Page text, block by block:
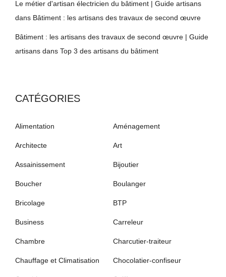
Le métier d'artisan électricien du bâtiment | Guide artisans
dans Bâtiment : les artisans des travaux de second œuvre
Bâtiment : les artisans des travaux de second œuvre | Guide
artisans dans Top 3 des artisans du bâtiment
CATÉGORIES
Alimentation Aménagement
Architecte Art
Assainissement Bijoutier
Boucher Boulanger
Bricolage BTP
Business Carreleur
Chambre Charcutier-traiteur
Chauffage et Climatisation Chocolatier-confiseur